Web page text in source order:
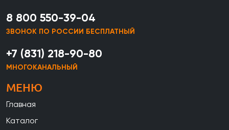
8 800 550-39-04
ЗВОНОК ПО РОССИИ БЕСПЛАТНЫЙ
+7 (831) 218-90-80
МНОГОКАНАЛЬНЫЙ
МЕНЮ
Главная
Каталог